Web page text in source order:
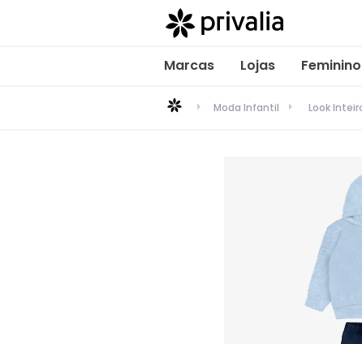
Marcas Lojas Feminino
Moda Infantil Look